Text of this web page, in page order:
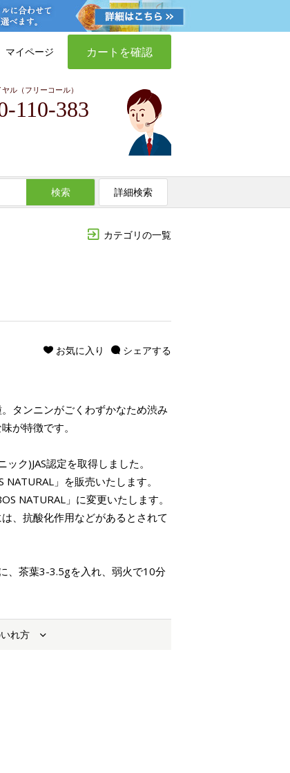
マイページ カートを確認
ル（フリーコール）
110-383
検索 詳細検索
カテゴリの一覧
シェアする
お気に入り
タンニンがごくわずかなため渋み
が特徴です。
ク)JAS認定を取得しました。
」を販売いたします。
NATURAL」に変更いたします。
、抗酸化作用などがあるとされて
、茶葉3-3.5gを入れ、弱火で10分
れ方